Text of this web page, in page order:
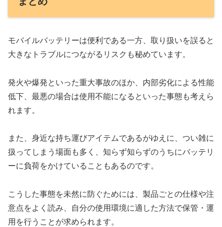
モバイルバッテリーは便利である一方、取り扱いを誤ると
大きなトラブルにつながるリスクも秘めています。
発火や爆発といった重大事故のほか、内部劣化による性能
低下、最悪の場合は使用不能になるといった事態も考えら
れます。
また、身近な持ち運びアイテムであるがゆえに、つい雑に
扱ってしまう場面も多く、知らず知らずのうちにバッテリ
ーに負荷をかけていることもあるのです。
こうした事態を未然に防ぐためには、製品ごとの仕様や注
意点をよく読み、自分の使用環境に適した方法で保管・運
用を行うことが求められます。